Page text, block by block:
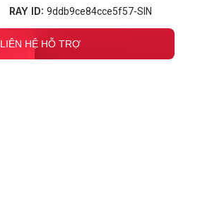
RAY ID: 9ddb9ce84cce5f57-SIN
LIÊN HỆ HỖ TRỢ